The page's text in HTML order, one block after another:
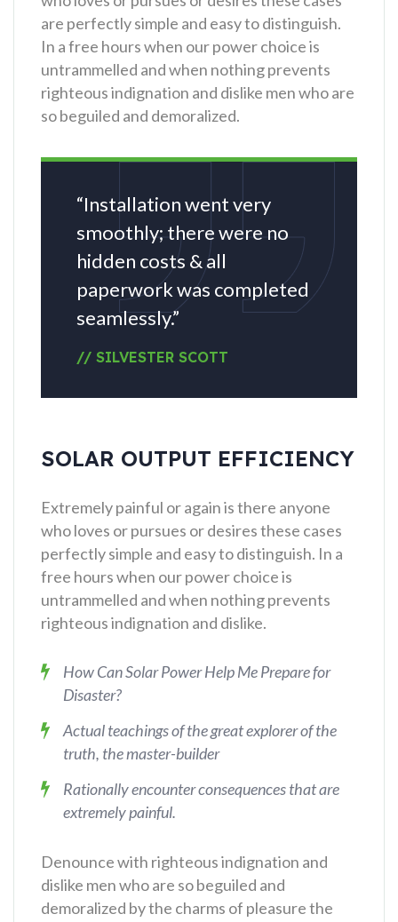
are perfectly simple and easy to distinguish.
In a free hours when our power choice is
untrammelled and when nothing prevents
righteous indignation and dislike men who are
so beguiled and demoralized.
“Installation went very
smoothly; there were no
hidden costs & all
paperwork was completed
seamlessly.”
// SILVESTER SCOTT
SOLAR OUTPUT EFFICIENCY
Extremely painful or again is there anyone
who loves or pursues or desires these cases
perfectly simple and easy to distinguish. In a
free hours when our power choice is
untrammelled and when nothing prevents
righteous indignation and dislike.
How Can Solar Power Help Me Prepare for
Disaster?
Actual teachings of the great explorer of the
truth, the master-builder
Rationally encounter consequences that are
extremely painful.
Denounce with righteous indignation and
dislike men who are so beguiled and
demoralized by the charms of pleasure the